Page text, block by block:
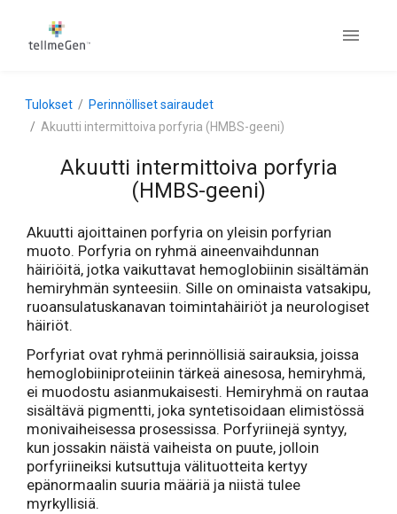
Tulokset
Perinnölliset sairaudet
Akuutti intermittoiva porfyria (HMBS-geeni)
Akuutti intermittoiva porfyria
(HMBS-geeni)
Akuutti ajoittainen porfyria on yleisin porfyrian
muoto. Porfyria on ryhmä aineenvaihdunnan
häiriöitä, jotka vaikuttavat hemoglobiinin sisältämän
hemiryhmän synteesiin. Sille on ominaista vatsakipu,
ruoansulatuskanavan toimintahäiriöt ja neurologiset
häiriöt.
Porfyriat ovat ryhmä perinnöllisiä sairauksia, joissa
hemoglobiiniproteiinin tärkeä ainesosa, hemiryhmä,
ei muodostu asianmukaisesti. Hemiryhmä on rautaa
sisältävä pigmentti, joka syntetisoidaan elimistössä
monivaiheisessa prosessissa. Porfyriinejä syntyy,
kun jossakin näistä vaiheista on puute, jolloin
porfyriineiksi kutsuttuja välituotteita kertyy
epänormaalin suuria määriä ja niistä tulee
myrkyllisiä.